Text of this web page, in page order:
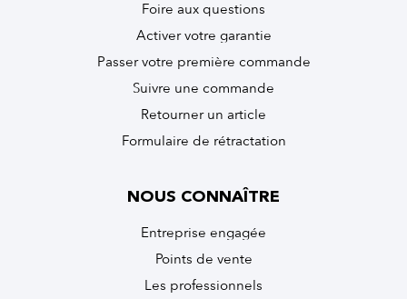
Foire aux questions
Activer votre garantie
Passer votre première commande
Suivre une commande
Retourner un article
Formulaire de rétractation
NOUS CONNAÎTRE
Entreprise engagée
Points de vente
Les professionnels